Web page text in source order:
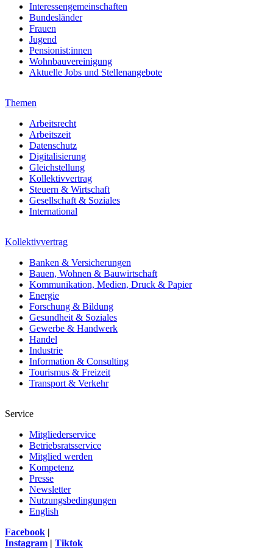
Interessengemeinschaften
Bundesländer
Frauen
Jugend
Pensionist:innen
Wohnbauvereinigung
Aktuelle Jobs und Stellenangebote
Themen
Arbeitsrecht
Arbeitszeit
Datenschutz
Digitalisierung
Gleichstellung
Kollektivvertrag
Steuern & Wirtschaft
Gesellschaft & Soziales
International
Kollektivvertrag
Banken & Versicherungen
Bauen, Wohnen & Bauwirtschaft
Kommunikation, Medien, Druck & Papier
Energie
Forschung & Bildung
Gesundheit & Soziales
Gewerbe & Handwerk
Handel
Industrie
Information & Consulting
Tourismus & Freizeit
Transport & Verkehr
Service
Mitgliederservice
Betriebsratsservice
Mitglied werden
Kompetenz
Presse
Newsletter
Nutzungsbedingungen
English
Facebook |
Instagram | Tiktok